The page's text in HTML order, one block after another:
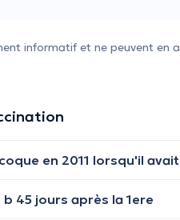
informatif et ne peuvent en
45 jours après la 1ere